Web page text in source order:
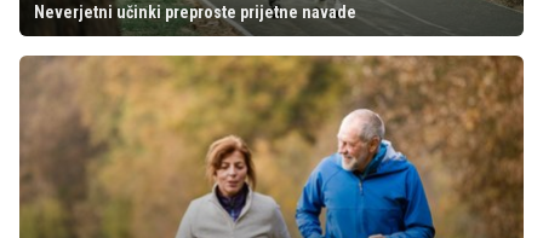
Neverjetni učinki preproste prijetne navade